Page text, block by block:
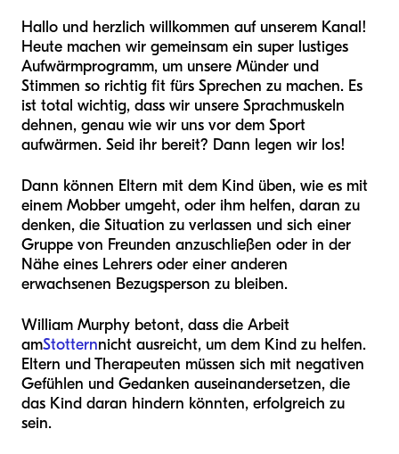
Hallo und herzlich willkommen auf unserem Kanal!
Heute machen wir gemeinsam ein super lustiges
Aufwärmprogramm, um unsere Münder und
Stimmen so richtig fit fürs Sprechen zu machen. Es
ist total wichtig, dass wir unsere Sprachmuskeln
dehnen, genau wie wir uns vor dem Sport
aufwärmen. Seid ihr bereit? Dann legen wir los!
Dann können Eltern mit dem Kind üben, wie es mit
einem Mobber umgeht, oder ihm helfen, daran zu
denken, die Situation zu verlassen und sich einer
Gruppe von Freunden anzuschließen oder in der
Nähe eines Lehrers oder einer anderen
erwachsenen Bezugsperson zu bleiben.
William Murphy betont, dass die Arbeit
amStotternnicht ausreicht, um dem Kind zu helfen.
Eltern und Therapeuten müssen sich mit negativen
Gefühlen und Gedanken auseinandersetzen, die
das Kind daran hindern könnten, erfolgreich zu
sein.